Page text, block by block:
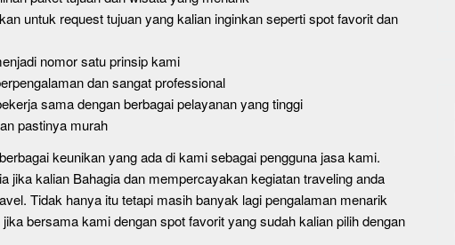
untuk request tujuan yang kalian inginkan seperti spot favorit dan
nomor satu prinsip kami
dan sangat professional
sama dengan berbagai pelayanan yang tinggi
pastinya murah
keunikan yang ada di kami sebagai pengguna jasa kami.
jika kalian Bahagia dan mempercayakan kegiatan traveling anda
Tidak hanya itu tetapi masih banyak lagi pengalaman menarik
bersama kami dengan spot favorit yang sudah kalian pilih dengan